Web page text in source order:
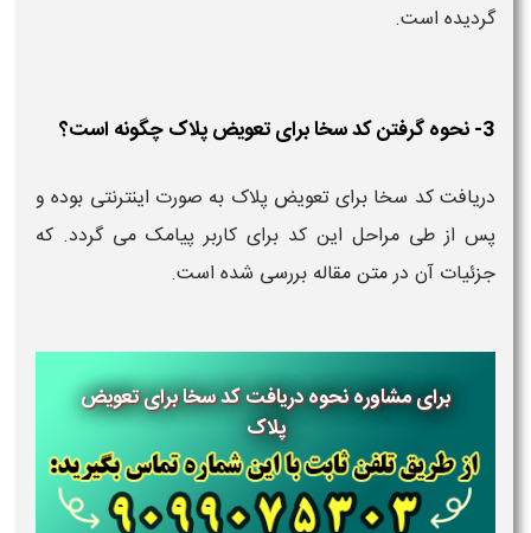
گردیده است.
3- نحوه گرفتن کد سخا برای تعویض پلاک چگونه است؟
دریافت کد سخا برای تعویض پلاک به صورت اینترنتی بوده و
پس از طی مراحل این کد برای کاربر پیامک می گردد. که
جزئیات آن در متن مقاله بررسی شده است.
برای مشاوره نحوه دریافت کد سخا برای تعویض
پلاک